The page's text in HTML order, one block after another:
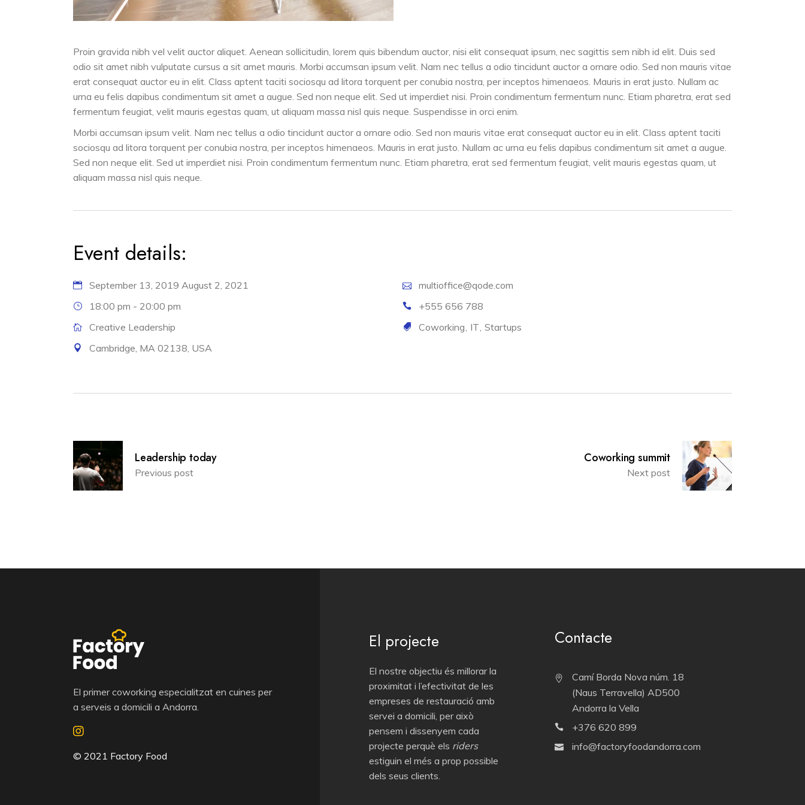
Proin gravida nibh vel velit auctor aliquet. Aenean sollicitudin, lorem quis bibendum auctor, nisi elit consequat ipsum, nec sagittis sem nibh id elit. Duis sed
odio sit amet nibh vulputate cursus a sit amet mauris. Morbi accumsan ipsum velit. Nam nec tellus a odio tincidunt auctor a ornare odio. Sed non mauris vitae
erat consequat auctor eu in elit. Class aptent taciti sociosqu ad litora torquent per conubia nostra, per inceptos himenaeos. Mauris in erat justo. Nullam ac
urna eu felis dapibus condimentum sit amet a augue. Sed non neque elit. Sed ut imperdiet nisi. Proin condimentum fermentum nunc. Etiam pharetra, erat sed
fermentum feugiat, velit mauris egestas quam, ut aliquam massa nisl quis neque. Suspendisse in orci enim.
Morbi accumsan ipsum velit. Nam nec tellus a odio tincidunt auctor a ornare odio. Sed non mauris vitae erat consequat auctor eu in elit. Class aptent taciti
sociosqu ad litora torquent per conubia nostra, per inceptos himenaeos. Mauris in erat justo. Nullam ac urna eu felis dapibus condimentum sit amet a augue.
Sed non neque elit. Sed ut imperdiet nisi. Proin condimentum fermentum nunc. Etiam pharetra, erat sed fermentum feugiat, velit mauris egestas quam, ut
aliquam massa nisl quis neque.
Event details:
September 13, 2019 August 2, 2021
18:00 pm - 20:00 pm
Creative Leadership
Cambridge, MA 02138, USA
multioffice@qode.com
+555 656 788
Coworking IT Startups
Leadership today
Previous post
Coworking summit
Next post
El primer coworking especialitzat en cuines per
a serveis a domicili a Andorra.
© 2021 Factory Food
El projecte
El nostre objectiu és millorar la
proximitat i l’efectivitat de les
empreses de restauració amb
servei a domicili, per això
pensem i dissenyem cada
projecte perquè els riders
estiguin el més a prop possible
dels seus clients.
Contacte
Camí Borda Nova núm. 18
(Naus Terravella) AD500
Andorra la Vella
+376 620 899
info@factoryfoodandorra.com